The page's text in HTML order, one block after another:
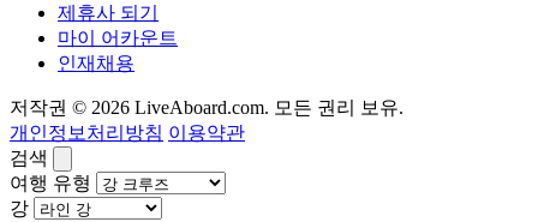
제휴사 되기
마이 어카운트
인재채용
저작권 © 2026 LiveAboard.com. 모든 권리 보유.
개인정보처리방침 이용약관
검색
여행 유형
강